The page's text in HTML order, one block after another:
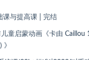
课与提高课 | 完结
童启蒙动画《卡由 Caillou